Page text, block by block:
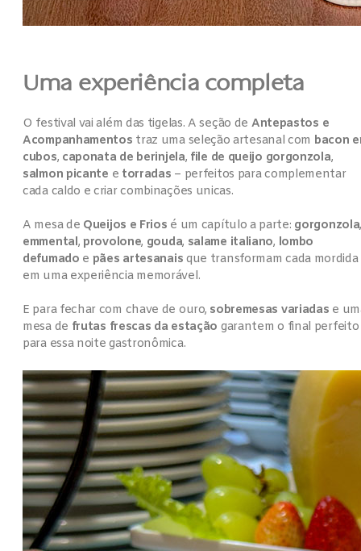
Temporada 2026
aberta!
Idioma do site
Uma experiência completa
O festival vai além das tigelas. A seção de Antepastos e
Acompanhamentos traz uma seleção artesanal com bacon
cubos, caponata de berinjela, file de queijo gorgonzola,
salmon picante e torradas – perfeitos para complementar
cada caldo e criar combinações unicas.
A mesa de Queijos e Frios é um capítulo a parte: gorgonzola
emmental,provolone, gouda, salame italiano, lombo
defumado e pães artesanais que transformam cada mordida
em uma experiência memorável.
E para fechar com chave de ouro, sobremesas variadas e
mesa de frutas frescas da estação garantem o final perfeito
para essa noite gastronômica.